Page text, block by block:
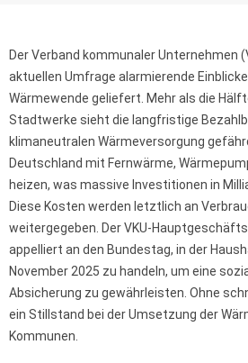
Der Verband kommunaler Unternehmen
aktuellen Umfrage alarmierende
Wärmewende geliefert. Mehr als die
Stadtwerke sieht die langfristige
klimaneutralen Wärmeversorgung
Deutschland mit Fernwärme,
heizen, was massive Investitionen in
Diese Kosten werden letztlich an
weitergegeben. Der VKU-
appelliert an den Bundestag, in der
November 2025 zu handeln, um eine
Absicherung zu gewährleisten. Ohne
ein Stillstand bei der Umsetzung der
Kommunen.